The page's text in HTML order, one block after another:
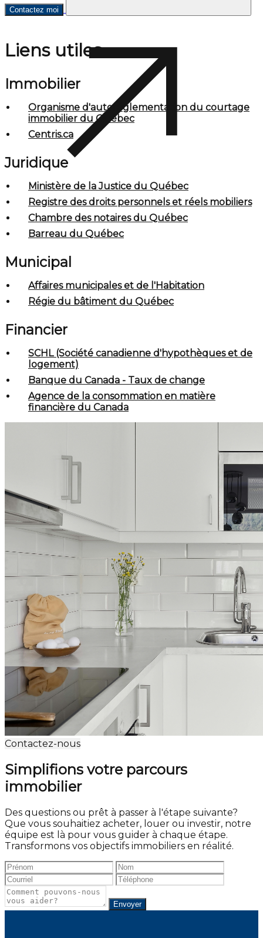
Contactez moi
Liens utiles
Immobilier
Organisme d'autoréglementation du courtage
immobilier du Québec
Centris.ca
Juridique
Ministère de la Justice du Québec
Registre des droits personnels et réels mobiliers
Chambre des notaires du Québec
Barreau du Québec
Municipal
Affaires municipales et de l'Habitation
Régie du bâtiment du Québec
Financier
SCHL (Société canadienne d'hypothèques et de
logement)
Banque du Canada - Taux de change
Agence de la consommation en matière
financière du Canada
Contactez-nous
Simplifions votre parcours
immobilier
Des questions ou prêt à passer à l'étape suivante?
Que vous souhaitiez acheter, louer ou investir, notre
équipe est là pour vous guider à chaque étape.
Transformons vos objectifs immobiliers en réalité.
Envoyer